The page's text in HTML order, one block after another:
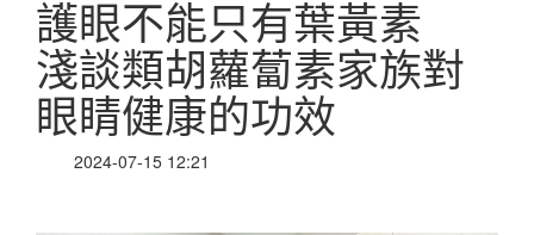
護眼不能只有葉黃素
淺談類胡蘿蔔素家族對
眼睛健康的功效
2024-07-15 12:21